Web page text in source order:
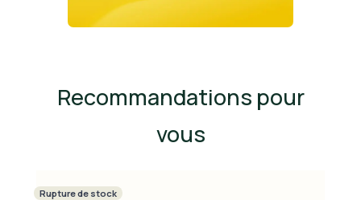
Recommandations pour
vous
Rupture de stock